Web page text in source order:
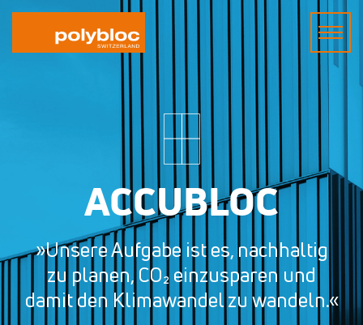
ACCUBLOC
»Unsere Aufgabe ist es, nachhaltig
zu planen, CO₂ einzusparen und
damit den Klimawandel zu wandeln.«